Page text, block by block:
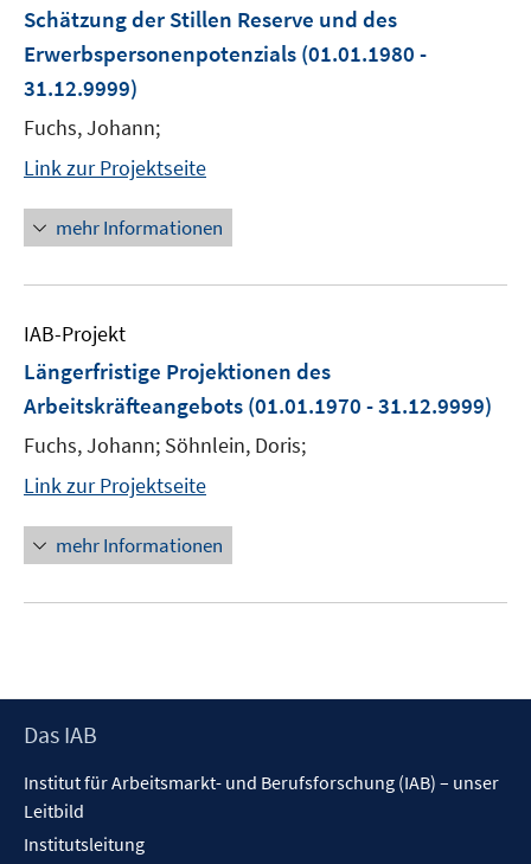
Schätzung der Stillen Reserve und des
Erwerbspersonenpotenzials (01.01.1980 -
31.12.9999)
Fuchs, Johann;
Link zur Projektseite
mehr Informationen
IAB-Projekt
Längerfristige Projektionen des
Arbeitskräfteangebots (01.01.1970 - 31.12.9999)
Fuchs, Johann; Söhnlein, Doris;
Link zur Projektseite
mehr Informationen
Footer
Das IAB
Institut für Arbeitsmarkt- und Berufsforschung (IAB) – unser
Leitbild
Institutsleitung